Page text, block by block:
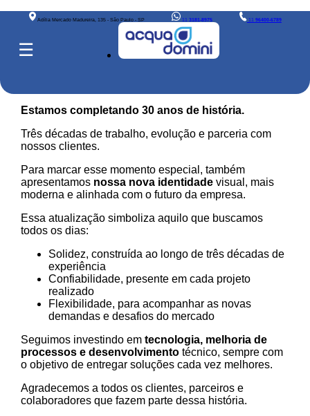
Adília Mercado Madureira, 135 - São Paulo - SP 113181-8975 11 96400-6789
☰
Estamos completando 30 anos de história.
Três décadas de trabalho, evolução e parceria com
nossos clientes.
Para marcar esse momento especial, também
apresentamos nossa nova identidade visual, mais
moderna e alinhada com o futuro da empresa.
Essa atualização simboliza aquilo que buscamos
todos os dias:
Solidez, construída ao longo de três décadas de
experiência
Confiabilidade, presente em cada projeto
realizado
Flexibilidade, para acompanhar as novas
demandas e desafios do mercado
Seguimos investindo em tecnologia, melhoria de
processos e desenvolvimento técnico, sempre com
o objetivo de entregar soluções cada vez melhores.
Agradecemos a todos os clientes, parceiros e
colaboradores que fazem parte dessa história.